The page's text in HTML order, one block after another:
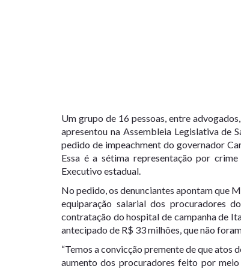
Um grupo de 16 pessoas, entre
apresentou na Assembleia Legislativa de
pedido de impeachment do governador
Essa é a sétima representação por
Executivo estadual.
No pedido, os denunciantes apontam que
equiparação salarial dos procuradores
contratação do hospital de campanha de
antecipado de R$ 33 milhões, que não
“Temos a convicção premente de que
aumento dos procuradores feito por